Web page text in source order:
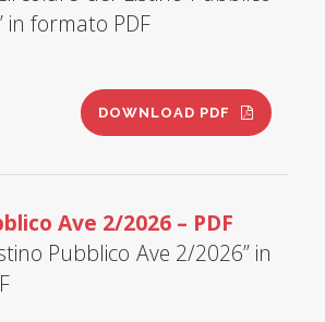
in formato PDF
DOWNLOAD PDF
Ave 2/2026 – PDF
Pubblico Ave 2/2026” in